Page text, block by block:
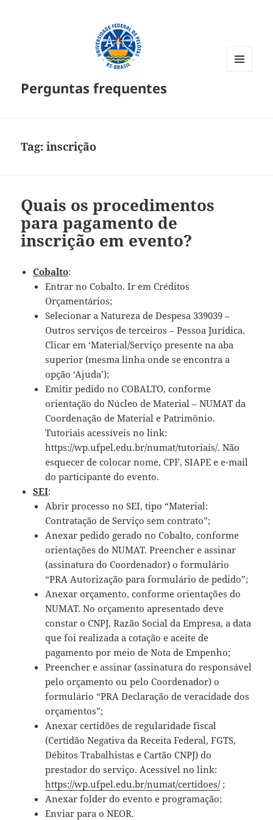
Perguntas frequentes
Tag:inscrição
Quais os procedimentos
para pagamento de
inscrição em evento?
Cobalto:
Entrar no Cobalto. Ir em Créditos
Orçamentários;
Selecionar a Natureza de Despesa 339039 –
Outros serviços de terceiros – Pessoa Jurídica.
Clicar em ‘Material/Serviço presente na aba
superior (mesma linha onde se encontra a
opção ‘Ajuda’);
Emitir pedido no COBALTO, conforme
orientação do Núcleo de Material – NUMAT da
Coordenação de Material e Patrimônio.
Tutoriais acessíveis no link:
https://wp.ufpel.edu.br/numat/tutoriais/. Não
esquecer de colocar nome, CPF, SIAPE e e-mail
do participante do evento.
SEI:
Abrir processo no SEI, tipo “Material:
Contratação de Serviço sem contrato”;
Anexar pedido gerado no Cobalto, conforme
orientações do NUMAT. Preencher e assinar
(assinatura do Coordenador) o formulário
“PRA Autorização para formulário de pedido”;
Anexar orçamento, conforme orientações do
NUMAT. No orçamento apresentado deve
constar o CNPJ, Razão Social da Empresa, a data
que foi realizada a cotação e aceite de
pagamento por meio de Nota de Empenho;
Preencher e assinar (assinatura do responsável
pelo orçamento ou pelo Coordenador) o
formulário “PRA Declaração de veracidade dos
orçamentos”;
Anexar certidões de regularidade fiscal
(Certidão Negativa da Receita Federal, FGTS,
Débitos Trabalhistas e Cartão CNPJ) do
prestador do serviço. Acessível no link:
https://wp.ufpel.edu.br/numat/certidoes/;
Anexar folder do evento e programação;
Enviar para o NEOR.